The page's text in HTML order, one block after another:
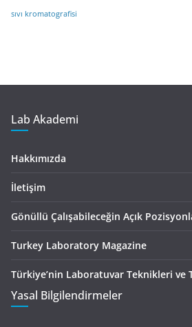
sıvı kromatografisi
Lab Akademi
Hakkımızda
İletişim
Gönüllü Çalışabileceğin Açık
Turkey Laboratory Magazine
Türkiye’nin Laboratuvar Teknikleri ve
Yasal Bilgilendirmeler